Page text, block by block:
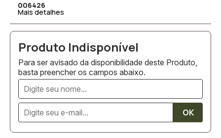
006426
Mais detalhes
Para ser avisado da disponibilidade deste Produto,
basta preencher os campos abaixo.